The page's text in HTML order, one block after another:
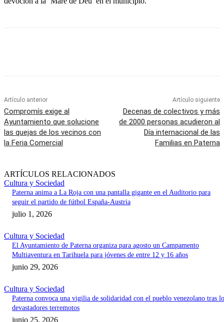
Artículo anterior
Compromís exige al
Ayuntamiento que solucione
las quejas de los vecinos con
la Feria Comercial
Artículo siguiente
Decenas de colectivos y más
de 2000 personas acudieron al
Día internacional de las
Familias en Paterna
ARTÍCULOS RELACIONADOS
Cultura y Sociedad
Paterna anima a La Roja con una pantalla gigante en el Auditorio para
seguir el partido de fútbol España-Austria
julio 1, 2026
Cultura y Sociedad
El Ayuntamiento de Paterna organiza para agosto un Campamento
Multiaventura en Tarihuela para jóvenes de entre 12 y 16 años
junio 29, 2026
Cultura y Sociedad
Paterna convoca una vigilia de solidaridad con el pueblo venezolano tras
devastadores terremotos
junio 25, 2026